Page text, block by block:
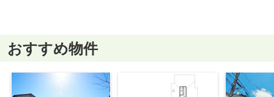
おすすめ物件